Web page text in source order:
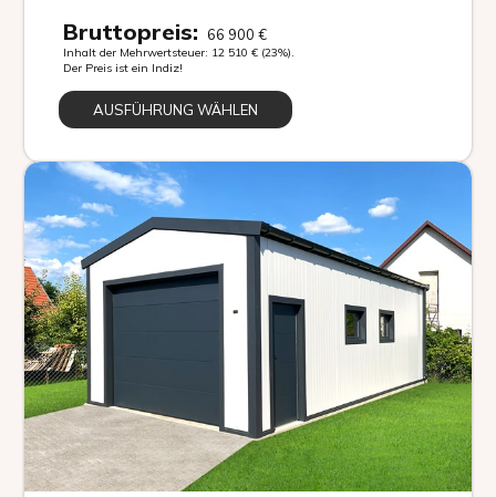
Bruttopreis: 66 900 €
Inhalt der Mehrwertsteuer: 12 510 € (23%).
Der Preis ist ein Indiz!
AUSFÜHRUNG WÄHLEN